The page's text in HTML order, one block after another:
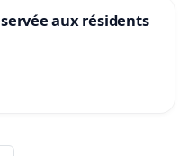
aux résidents